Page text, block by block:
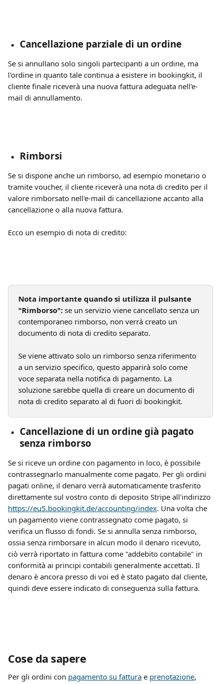
Cancellazione parziale di un ordine
Se si annullano solo singoli partecipanti a un ordine, ma
l'ordine in quanto tale continua a esistere in bookingkit, il
cliente finale riceverà una nuova fattura adeguata nell'e-
mail di annullamento.
Rimborsi
Se si dispone anche un rimborso, ad esempio monetario o
tramite voucher, il cliente riceverà una nota di credito per il
valore rimborsato nell'e-mail di cancellazione accanto alla
cancellazione o alla nuova fattura.
Ecco un esempio di nota di credito:
Nota importante quando si utilizza il pulsante
"Rimborso": se un servizio viene cancellato senza un
contemporaneo rimborso, non verrà creato un
documento di nota di credito separato.
Se viene attivato solo un rimborso senza riferimento
a un servizio specifico, questo apparirà solo come
voce separata nella notifica di pagamento. La
soluzione sarebbe quella di creare un documento di
nota di credito separato al di fuori di bookingkit.
Cancellazione di un ordine già pagato
senza rimborso
Se si riceve un ordine con pagamento in loco, è possibile
contrassegnarlo manualmente come pagato. Per gli ordini
pagati online, il denaro verrà automaticamente trasferito
direttamente sul vostro conto di deposito Stripe all'indirizzo
https://eu5.bookingkit.de/accounting/index. Una volta che
un pagamento viene contrassegnato come pagato, si
verifica un flusso di fondi. Se si annulla senza rimborso,
ossia senza rimborsare in alcun modo il denaro ricevuto,
ciò verrà riportato in fattura come "addebito contabile" in
conformità ai principi contabili generalmente accettati. Il
denaro è ancora presso di voi ed è stato pagato dal cliente,
quindi deve essere indicato di conseguenza sulla fattura.
Cose da sapere
Per gli ordini con pagamento su fattura e prenotazione,